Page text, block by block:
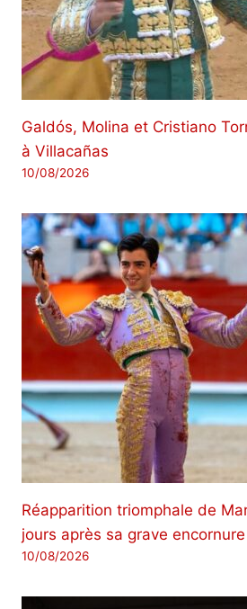
Galdós, Molina et Cristiano
à Villacañas
10/08/2026
Réapparition triomphale de
jours après sa grave encornure
10/08/2026